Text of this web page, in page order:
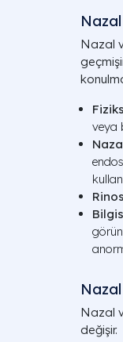
Nazal
veya
Nazal
değişir.